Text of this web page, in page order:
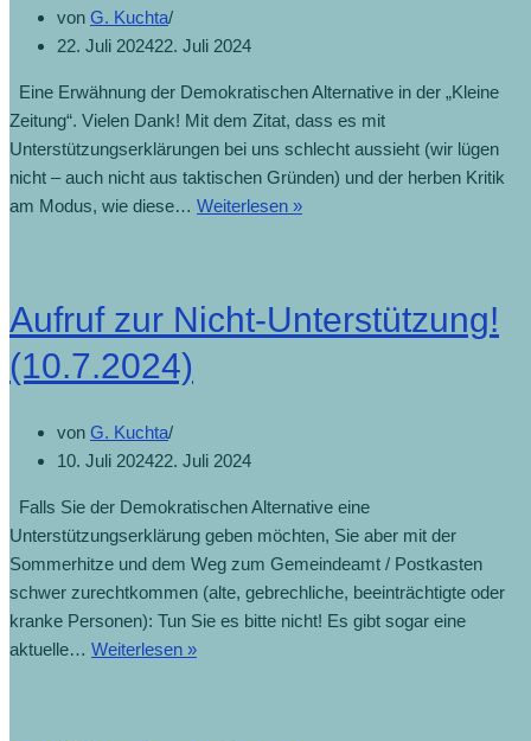
von G. Kuchta
22. Juli 202422. Juli 2024
Eine Erwähnung der Demokratischen Alternative in der „Kleine
Zeitung“. Vielen Dank! Mit dem Zitat, dass es mit
Unterstützungserklärungen bei uns schlecht aussieht (wir lügen
nicht – auch nicht aus taktischen Gründen) und der herben Kritik
am Modus, wie diese… Weiterlesen »
Aufruf zur Nicht-Unterstützung!
(10.7.2024)
von G. Kuchta
10. Juli 202422. Juli 2024
Falls Sie der Demokratischen Alternative eine
Unterstützungserklärung geben möchten, Sie aber mit der
Sommerhitze und dem Weg zum Gemeindeamt / Postkasten
schwer zurechtkommen (alte, gebrechliche, beeinträchtigte oder
kranke Personen): Tun Sie es bitte nicht! Es gibt sogar eine
aktuelle… Weiterlesen »